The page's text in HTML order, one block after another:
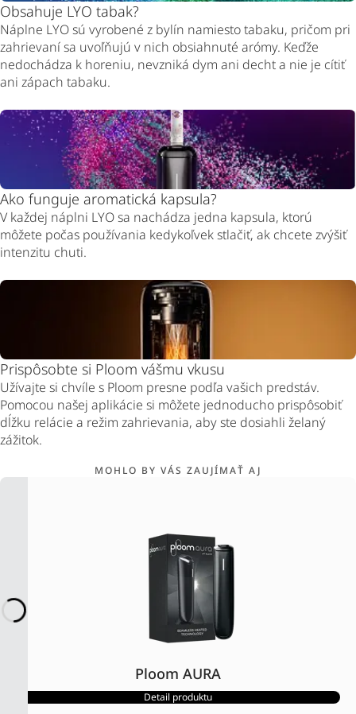
Obsahuje LYO tabak?
Náplne LYO sú vyrobené z bylín namiesto tabaku, pričom pri
zahrievaní sa uvoľňujú v nich obsiahnuté arómy. Keďže
nedochádza k horeniu, nevzniká dym ani decht a nie je cítiť
ani zápach tabaku.
Ako funguje aromatická kapsula?
V každej náplni LYO sa nachádza jedna kapsula, ktorú
môžete počas používania kedykoľvek stlačiť, ak chcete zvýšiť
intenzitu chuti.
Prispôsobte si Ploom vášmu vkusu
Užívajte si chvíle s Ploom presne podľa vašich predstáv.
Pomocou našej aplikácie si môžete jednoducho prispôsobiť
dĺžku relácie a režim zahrievania, aby ste dosiahli želaný
zážitok.
MOHLO BY VÁS ZAUJÍMAŤ AJ
Ploom AURA
Detail produktu